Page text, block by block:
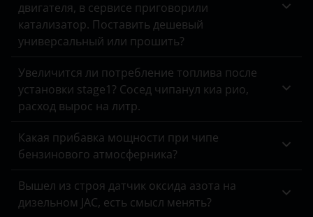
Chevrolet
Citroen
Daewoo
Daihatsu
Dodge
двигателя, в сервисе приговорили
катализатор. Поставить дешевый
универсальный или прошить?
Увеличится ли потребление топлива после
установки stage1? Сосед чипанул киа рио,
расход вырос на литр.
Какая прибавка мощности при чипе
бензинового атмосферника?
Вышел из строя датчик оксида азота на
дизельном JAC, есть смысл менять?